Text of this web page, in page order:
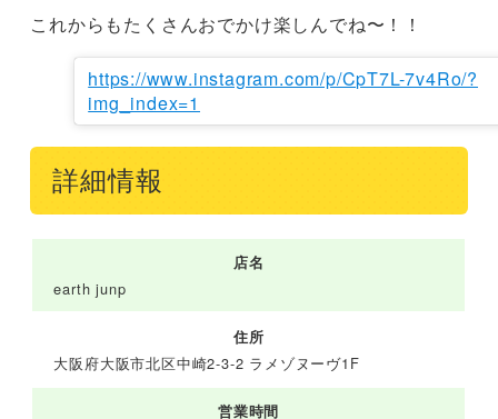
これからもたくさんおでかけ楽しんでね〜！！
https://www.instagram.com/p/CpT7L-7v4Ro/?
img_index=1
詳細情報
店名
earth junp
住所
大阪府大阪市北区中崎2-3-2 ラメゾヌーヴ1F
営業時間